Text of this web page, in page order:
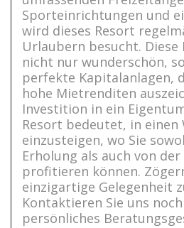
Sporteinrichtungen und
wird dieses Resort
Urlaubern besucht.
nicht nur wunderschön,
perfekte Kapitalanlagen,
hohe Mietrenditen
Investition in ein
Resort bedeutet, in
einzusteigen, wo Sie
Erholung als auch von
profitieren können.
einzigartige Gelegenheit
Kontaktieren Sie uns
persönliches